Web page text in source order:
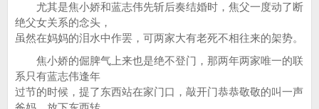
尤其是焦小娇和蓝志伟先斩后奏结婚时，焦父一度动了断
绝父女关系的念头，
虽然在妈妈的泪水中作罢，可两家大有老死不相往来的架势。
焦小娇的倔脾气上来也是绝不登门，那两年两家唯一的联
系只有蓝志伟逢年
过节的时候，提了东西站在家门口，敲开门恭恭敬敬的叫一声